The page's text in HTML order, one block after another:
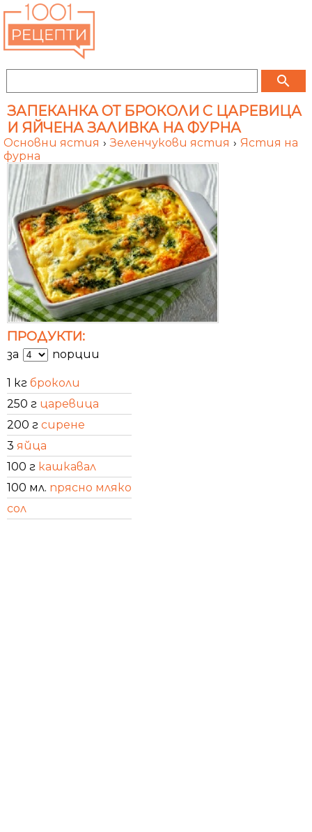
search
ЗАПЕКАНКА ОТ БРОКОЛИ С ЦАРЕВИЦА
И ЯЙЧЕНА ЗАЛИВКА НА ФУРНА
Основни ястия › Зеленчукови ястия › Ястия на
фурна
ПРОДУКТИ:
за порции
1 кг броколи
250 г царевица
200 г сирене
3 яйца
100 г кашкавал
100 мл. прясно мляко
сол